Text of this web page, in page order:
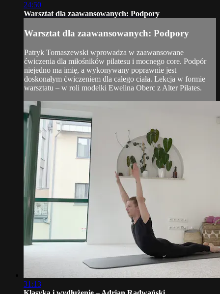
24:50
Warsztat dla zaawansowanych: Podpory
Warsztat dla zaawansowanych: Podpory
Patryk Tomaszewski wprowadza w zaawansowane
ćwiczenia dla miłośników pilatesu i mocnego core. Podpór
niejedno ma imię, a wykonywany poprawnie jest
doskonałym ćwiczeniem dla całego ciała. Lekcja w formie
warsztatu – w roli modelki Ewelina Oberc z Alter Pilates.
31:13